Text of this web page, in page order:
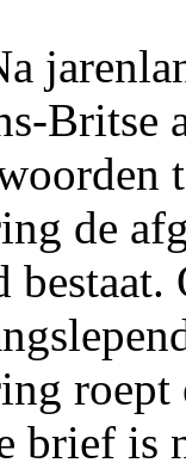
Britse
de
brief is